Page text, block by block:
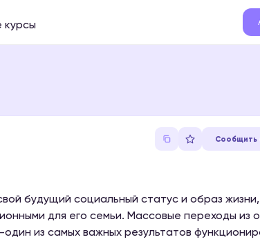
курсы
Сообщить
будущий социальный статус и образ
для его семьи. Массовые переходы из
из самых важных результатов